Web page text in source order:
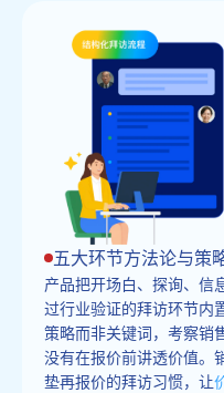
五大环节方法论与策
产品把开场白、探询、信
过行业验证的拜访环节内
策略而非关键词，考察销
没有在报价前讲透价值。
垫再报价的拜访习惯，让